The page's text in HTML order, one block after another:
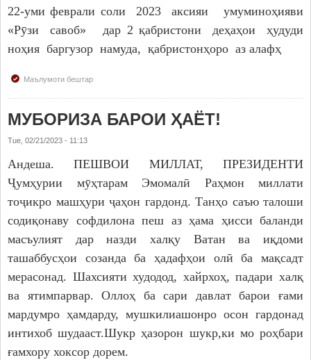
22-уми феврали соли 2023 аксияи умуминоҳияви
«Рӯзи савоб» дар 2 қабристони деҳаҳои ҳудуди
ноҳия баргузор намуда, қабристонҳоро аз алафҳ
Маълумоти бештар
МУБОРИЗА БАРОИ ҲАЁТ!
Tue, 02/21/2023 - 11:13
Андеша. ПЕШВОИ МИЛЛАТ, ПРЕЗИДЕНТИ
Ҷумҳурии мӯҳтарам Эмомалӣ Раҳмон миллати
тоҷикро машҳури ҷаҳон гардонд. Танҳо саъю талоши
содиқонаву софдилона пеш аз ҳама ҳисси баланди
масъулият дар назди халқу Ватан ва иқдоми
ташаббусҳои созанда ба ҳадафҳои олӣ ба мақсадт
мерасонад. Шахсияти худодод, хайрхоҳ, падари халқ
ва ятимпарвар. Оллоҳ ба сари давлат барои ғами
мардумро ҳамдарду, мушкилиашонро осон гардонад
интихоб шудааст.Шукр ҳазорон шукр,ки мо роҳбари
ғамхору хоксор дорем.